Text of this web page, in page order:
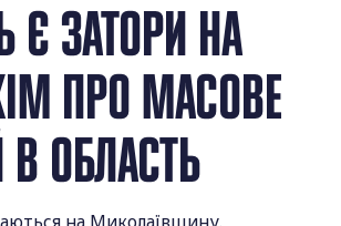
Є ЗАТОРИ НА
ПРО МАСОВЕ
ОБЛАСТЬ